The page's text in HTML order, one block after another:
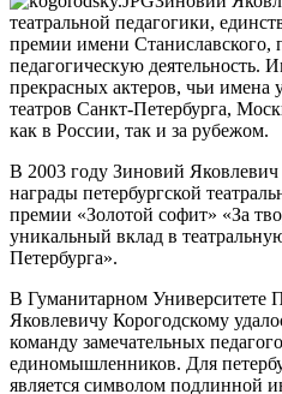
театральной педагогики,
премии имени Станиславского,
педагогическую деятельность.
прекрасных актеров, чьи
театров Санкт-Петербурга,
как в России, так и за рубежом.
В 2003 году Зиновий
награды петербургской
премии «Золотой софит» «За
уникальный вклад в
Петербурга».
В Гуманитарном Университете
Яковлевичу Корогодскому
команду замечательных
единомышленников. Для
является символом подлинной